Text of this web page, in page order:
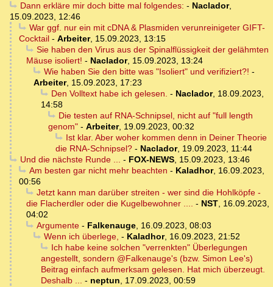
Dann erkläre mir doch bitte mal folgendes: - Naclador,
15.09.2023, 12:46
War ggf. nur ein mit cDNA & Plasmiden verunreinigeter GIFT-
Cocktail - Arbeiter, 15.09.2023, 13:15
Sie haben den Virus aus der Spinalflüssigkeit der gelähmten
Mäuse isoliert! - Naclador, 15.09.2023, 13:24
Wie haben Sie den bitte was "Isoliert" und verifiziert?! -
Arbeiter, 15.09.2023, 17:23
Den Volltext habe ich gelesen. - Naclador, 18.09.2023,
14:58
Die testen auf RNA-Schnipsel, nicht auf "full length
genom" - Arbeiter, 19.09.2023, 00:32
Ist klar. Aber woher kommen denn in Deiner Theorie
die RNA-Schnipsel? - Naclador, 19.09.2023, 11:44
Und die nächste Runde ... - FOX-NEWS, 15.09.2023, 13:46
Am besten gar nicht mehr beachten - Kaladhor, 16.09.2023,
00:56
Jetzt kann man darüber streiten - wer sind die Hohlköpfe -
die Flacherdler oder die Kugelbewohner .... - NST, 16.09.2023,
04:02
Argumente- Falkenauge, 16.09.2023, 08:03
Wenn ich überlege, - Kaladhor, 16.09.2023, 21:52
Ich habe keine solchen "verrenkten" Überlegungen
angestellt, sondern @Falkenauge's (bzw. Simon Lee's)
Beitrag einfach aufmerksam gelesen. Hat mich überzeugt.
Deshalb ... - neptun, 17.09.2023, 00:59